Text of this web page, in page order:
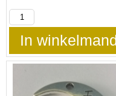
In